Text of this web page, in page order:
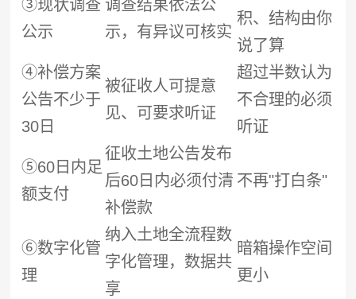
③现状调查
公示
调查结果依法公
示，有异议可核实
积、结构由你
说了算
④补偿方案
公告不少于
30日
被征收人可提意
见、可要求听证
超过半数认为
不合理的必须
听证
⑤60日内足
额支付
征收土地公告发布
后60日内必须付清
补偿款
不再"打白条"
⑥数字化管
理
纳入土地全流程数
字化管理，数据共
享
暗箱操作空间
更小